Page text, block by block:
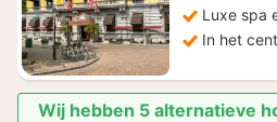
Luxe spa
In het
Wij hebben 5 alternatieve